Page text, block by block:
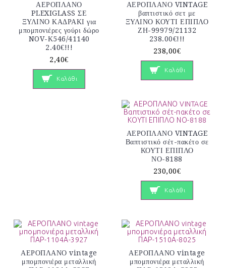
ΑΕΡΟΠΛΑΝΟ
PLEXIGLASS ΣΕ
ΞΥΛΙΝΟ ΚΑΔΡΑΚΙ για
μπομπονιέρες γούρι δώρο
NOV-Κ546/41140
2.40€!!!
2,40€
Καλάθι
ΑΕΡΟΠΛΑΝΟ VINTAGE
βαπτιστικό σετ με
ΞΥΛΙΝΟ ΚΟΥΤΙ ΕΠΙΠΛΟ
ΖΗ-99979/21132
238.00€!!!
238,00€
Καλάθι
ΑΕΡΟΠΛΑΝΟ VINTAGE
Βαπτιστικό σέτ-πακέτο σε
ΚΟΥΤΙ ΕΠΙΠΛΟ
ΝΟ-8188
230,00€
Καλάθι
ΑΕΡΟΠΛΑΝΟ vintage
μπομπονιέρα μεταλλική
ΑΕΡΟΠΛΑΝΟ vintage
μπομπονιέρα μεταλλική